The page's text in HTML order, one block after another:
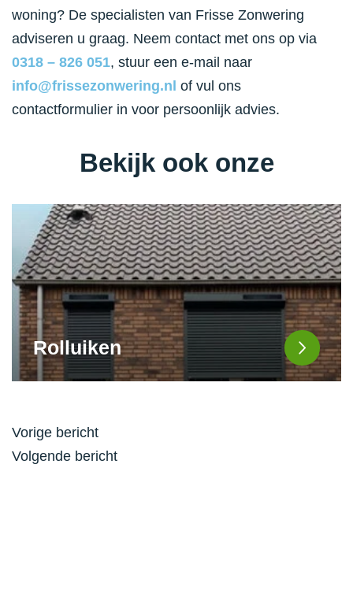
woning? De specialisten van Frisse Zonwering
adviseren u graag. Neem contact met ons op via
0318 – 826 051, stuur een e-mail naar
info@frissezonwering.nl of vul ons
contactformulier in voor persoonlijk advies.
Bekijk ook onze
Rolluiken
Bericht
navigatie
Vorige bericht
Volgende bericht